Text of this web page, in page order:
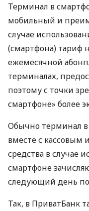
Терминал в
мобильный и
случае
(смартфона) тариф
ежемесячной
терминалах,
поэтому с точки
смартфоне» более
Обычно терминал в
вместе с
средства в случае
смартфоне
следующий день
Так, в ПриватБанк